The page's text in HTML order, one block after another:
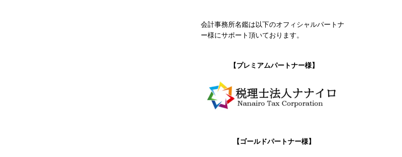
会計事務所名鑑は以下のオフィシャルパートナ
ー様にサポート頂いております。
【プレミアムパートナー様】
【ゴールドパートナー様】